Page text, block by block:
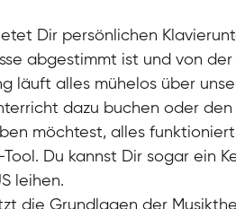
Piano / Flügel
Dir persönlichen
abgestimmt ist und von der
läuft alles mühelos über
dazu buchen oder
möchtest, alles
Du kannst Dir sogar ein
leihen.
die Grundlagen der